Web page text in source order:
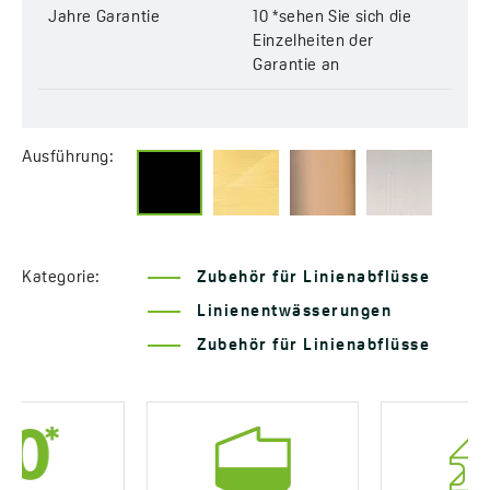
Klappe in ihre ursprüngliche Position zurück und schützt so
zusätzlich vor unangenehmen Gerüchen.
COT 720P
Jahre Garantie
10 *sehen Sie sich die
Einzelheiten der
Garantie an
Ausführung:
Kategorie: Zubehör für Linienabflüsse
Linienentwässerungen
Zubehör für Linienabflüsse